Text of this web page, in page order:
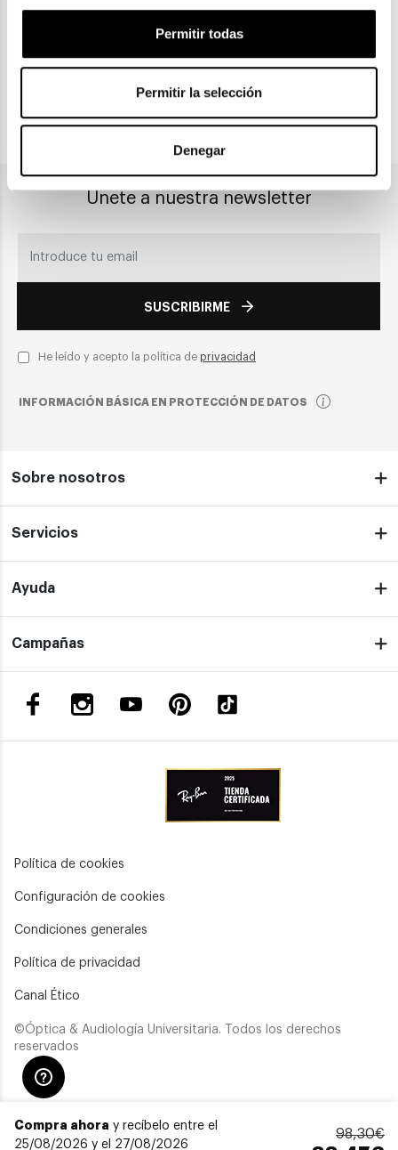
Permitir todas
Permitir la selección
Denegar
Compra ahora y recíbelo entre el
25/08/2026 y el 27/08/2026
98,30€
Recogida en tienda
Únete a nuestra newsletter
SUSCRIBIRME
He leído y acepto la política de privacidad
INFORMACIÓN BÁSICA EN PROTECCIÓN DE DATOS
Sobre nosotros
Servicios
Ayuda
Campañas
Política de cookies
Configuración de cookies
Condiciones generales
Política de privacidad
Canal Ético
©Óptica & Audiología Universitaria. Todos los derechos
reservados